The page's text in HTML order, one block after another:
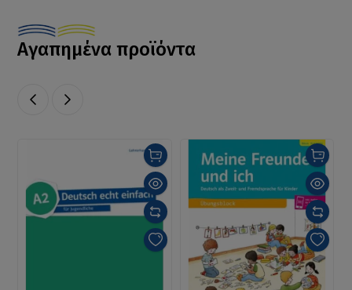
Αγαπημένα προϊόντα